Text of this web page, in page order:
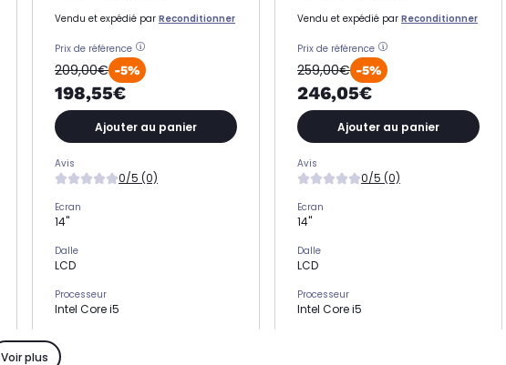
Vendu et expédié par Reconditionner
Prix de référence
209,00€ -5%
198,55€
Ajouter au panier
Avis
0/5 (0)
Ecran
14"
Dalle
LCD
Processeur
Intel Core i5
SSD 256 Go
Vendu et expédié par Reconditionner
Prix de référence
259,00€ -5%
246,05€
Ajouter au panier
Avis
0/5 (0)
Ecran
14"
Dalle
LCD
Processeur
Intel Core i5
Voir plus